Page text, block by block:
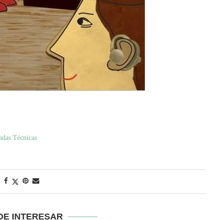
Técnicas
INTERESAR